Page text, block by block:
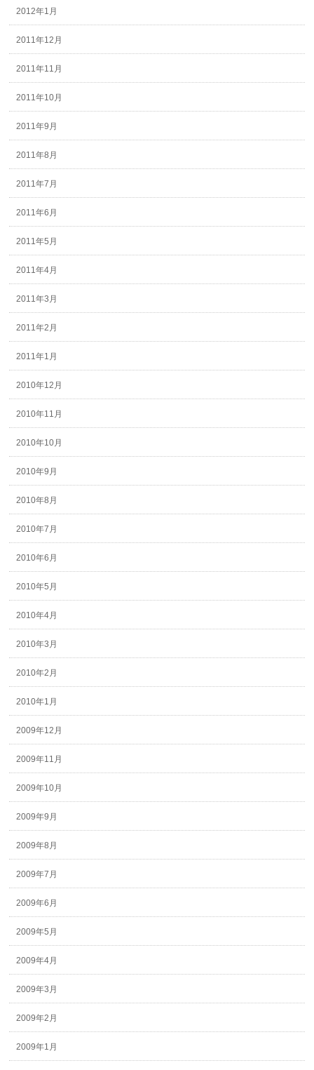
2012年1月
2011年12月
2011年11月
2011年10月
2011年9月
2011年8月
2011年7月
2011年6月
2011年5月
2011年4月
2011年3月
2011年2月
2011年1月
2010年12月
2010年11月
2010年10月
2010年9月
2010年8月
2010年7月
2010年6月
2010年5月
2010年4月
2010年3月
2010年2月
2010年1月
2009年12月
2009年11月
2009年10月
2009年9月
2009年8月
2009年7月
2009年6月
2009年5月
2009年4月
2009年3月
2009年2月
2009年1月